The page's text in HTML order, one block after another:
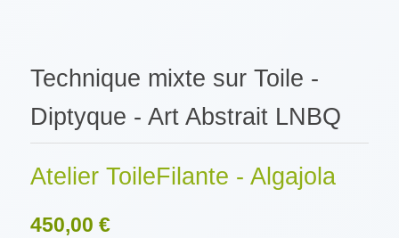
Technique mixte sur Toile -
Diptyque - Art Abstrait LNBQ
Atelier ToileFilante - Algajola
450,00 €